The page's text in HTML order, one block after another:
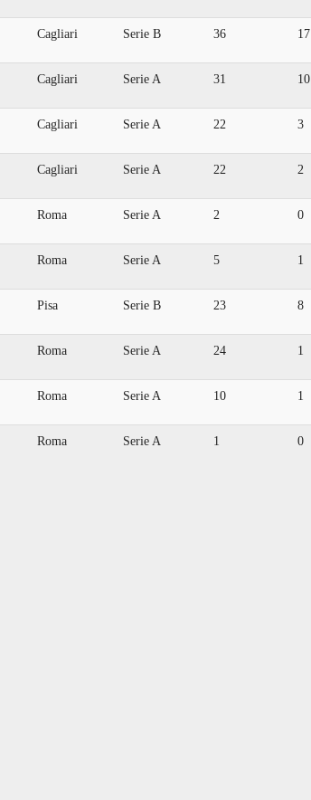
Cagliari Serie B 36 17
Cagliari Serie A 31 10
Cagliari Serie A 22 3
Cagliari Serie A 22 2
Roma Serie A 2 0
Roma Serie A 5 1
Pisa Serie B 23 8
Roma Serie A 24 1
Roma Serie A 10 1
Roma Serie A 1 0